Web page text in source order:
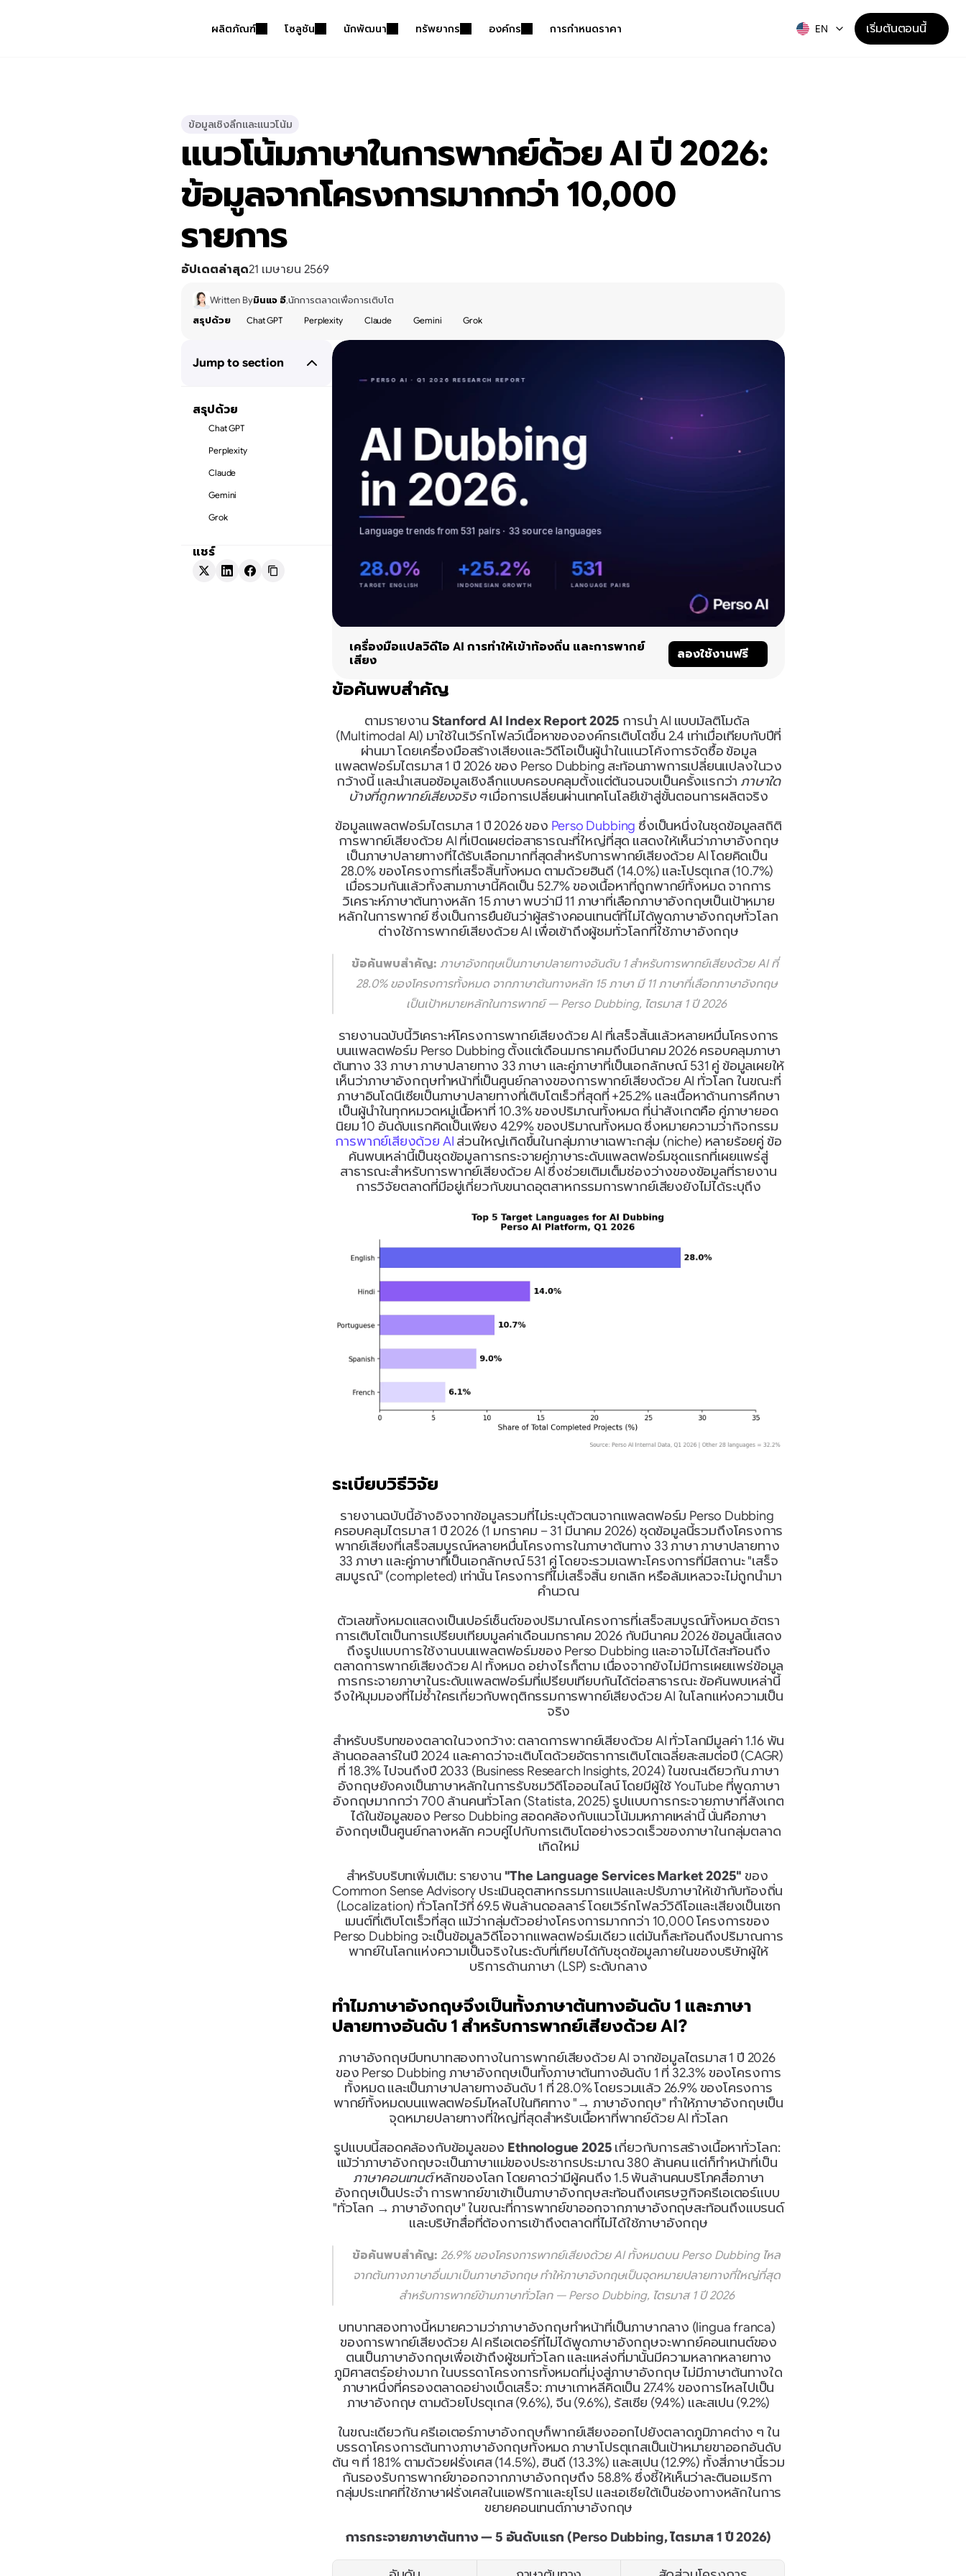
ผลิตภัณฑ์ โซลูชัน นักพัฒนา ทรัพยากร องค์กร การกำหนดราคา EN เริ่มต้นตอนนี้
ข้อมูลเชิงลึกและแนวโน้ม
แนวโน้มภาษาในการพากย์ด้วย AI ปี 2026:
ข้อมูลจากโครงการมากกว่า 10,000
รายการ
อัปเดตล่าสุด21 เมษายน 2569
Written Byมินแจ อี,นักการตลาดเพื่อการเติบโต
สรุปด้วย
Chat GPT Perplexity Claude Gemini Grok
Jump to section
สรุปด้วย
Chat GPT
Perplexity
Claude
Gemini
Grok
แชร์
เครื่องมือแปลวิดีโอ AI การทำให้เข้าท้องถิ่น และการพากย์
เสียง
ลองใช้งานฟรี
ข้อค้นพบสำคัญ
ตามรายงาน Stanford AI Index Report 2025 การนำ AI แบบมัลติโมดัล
(Multimodal AI) มาใช้ในเวิร์กโฟลว์เนื้อหาขององค์กรเติบโตขึ้น 2.4 เท่าเมื่อเทียบกับปีที่
ผ่านมา โดยเครื่องมือสร้างเสียงและวิดีโอเป็นผู้นำในแนวโค้งการจัดซื้อ ข้อมูล
แพลตฟอร์มไตรมาส 1 ปี 2026 ของ Perso Dubbing สะท้อนภาพการเปลี่ยนแปลงในวง
กว้างนี้ และนำเสนอข้อมูลเชิงลึกแบบครอบคลุมตั้งแต่ต้นจนจบเป็นครั้งแรกว่า ภาษาใด
บ้างที่ถูกพากย์เสียงจริง ๆ เมื่อการเปลี่ยนผ่านเทคโนโลยีเข้าสู่ขั้นตอนการผลิตจริง
ข้อมูลแพลตฟอร์มไตรมาส 1 ปี 2026 ของ Perso Dubbing ซึ่งเป็นหนึ่งในชุดข้อมูลสถิติ
การพากย์เสียงด้วย AI ที่เปิดเผยต่อสาธารณะที่ใหญ่ที่สุด แสดงให้เห็นว่าภาษาอังกฤษ
เป็นภาษาปลายทางที่ได้รับเลือกมากที่สุดสำหรับการพากย์เสียงด้วย AI โดยคิดเป็น
28.0% ของโครงการที่เสร็จสิ้นทั้งหมด ตามด้วยฮินดี (14.0%) และโปรตุเกส (10.7%)
เมื่อรวมกันแล้วทั้งสามภาษานี้คิดเป็น 52.7% ของเนื้อหาที่ถูกพากย์ทั้งหมด จากการ
วิเคราะห์ภาษาต้นทางหลัก 15 ภาษา พบว่ามี 11 ภาษาที่เลือกภาษาอังกฤษเป็นเป้าหมาย
หลักในการพากย์ ซึ่งเป็นการยืนยันว่าผู้สร้างคอนเทนต์ที่ไม่ได้พูดภาษาอังกฤษทั่วโลก
ต่างใช้การพากย์เสียงด้วย AI เพื่อเข้าถึงผู้ชมทั่วโลกที่ใช้ภาษาอังกฤษ
ข้อค้นพบสำคัญ: ภาษาอังกฤษเป็นภาษาปลายทางอันดับ 1 สำหรับการพากย์เสียงด้วย AI ที่
28.0% ของโครงการทั้งหมด จากภาษาต้นทางหลัก 15 ภาษา มี 11 ภาษาที่เลือกภาษาอังกฤษ
เป็นเป้าหมายหลักในการพากย์ — Perso Dubbing, ไตรมาส 1 ปี 2026
รายงานฉบับนี้วิเคราะห์โครงการพากย์เสียงด้วย AI ที่เสร็จสิ้นแล้วหลายหมื่นโครงการ
บนแพลตฟอร์ม Perso Dubbing ตั้งแต่เดือนมกราคมถึงมีนาคม 2026 ครอบคลุมภาษา
ต้นทาง 33 ภาษา ภาษาปลายทาง 33 ภาษา และคู่ภาษาที่เป็นเอกลักษณ์ 531 คู่ ข้อมูลเผยให้
เห็นว่าภาษาอังกฤษทำหน้าที่เป็นศูนย์กลางของการพากย์เสียงด้วย AI ทั่วโลก ในขณะที่
ภาษาอินโดนีเซียเป็นภาษาปลายทางที่เติบโตเร็วที่สุดที่ +25.2% และเนื้อหาด้านการศึกษา
เป็นผู้นำในทุกหมวดหมู่เนื้อหาที่ 10.3% ของปริมาณทั้งหมด ที่น่าสังเกตคือ คู่ภาษายอด
การพากย์เสียงด้วย AI ส่วนใหญ่เกิดขึ้นในกลุ่มภาษาเฉพาะกลุ่ม (niche) หลายร้อยคู่ ข้อ
ค้นพบเหล่านี้เป็นชุดข้อมูลการกระจายคู่ภาษาระดับแพลตฟอร์มชุดแรกที่เผยแพร่สู่
สาธารณะสำหรับการพากย์เสียงด้วย AI ซึ่งช่วยเติมเต็มช่องว่างของข้อมูลที่รายงาน
การวิจัยตลาดที่มีอยู่เกี่ยวกับขนาดอุตสาหกรรมการพากย์เสียงยังไม่ได้ระบุถึง
ระเบียบวิธีวิจัย
รายงานฉบับนี้อ้างอิงจากข้อมูลรวมที่ไม่ระบุตัวตนจากแพลตฟอร์ม Perso Dubbing
ครอบคลุมไตรมาส 1 ปี 2026 (1 มกราคม – 31 มีนาคม 2026) ชุดข้อมูลนี้รวมถึงโครงการ
พากย์เสียงที่เสร็จสมบูรณ์หลายหมื่นโครงการในภาษาต้นทาง 33 ภาษา ภาษาปลายทาง
33 ภาษา และคู่ภาษาที่เป็นเอกลักษณ์ 531 คู่ โดยจะรวมเฉพาะโครงการที่มีสถานะ "เสร็จ
สมบูรณ์" (completed) เท่านั้น โครงการที่ไม่เสร็จสิ้น ยกเลิก หรือล้มเหลวจะไม่ถูกนำมา
คำนวณ
ตัวเลขทั้งหมดแสดงเป็นเปอร์เซ็นต์ของปริมาณโครงการที่เสร็จสมบูรณ์ทั้งหมด อัตรา
การเติบโตเป็นการเปรียบเทียบมูลค่าเดือนมกราคม 2026 กับมีนาคม 2026 ข้อมูลนี้แสดง
ถึงรูปแบบการใช้งานบนแพลตฟอร์มของ Perso Dubbing และอาจไม่ได้สะท้อนถึง
ตลาดการพากย์เสียงด้วย AI ทั้งหมด อย่างไรก็ตาม เนื่องจากยังไม่มีการเผยแพร่ข้อมูล
การกระจายภาษาในระดับแพลตฟอร์มที่เปรียบเทียบกันได้ต่อสาธารณะ ข้อค้นพบเหล่านี้
จึงให้มุมมองที่ไม่ซ้ำใครเกี่ยวกับพฤติกรรมการพากย์เสียงด้วย AI ในโลกแห่งความเป็น
จริง
สำหรับบริบทของตลาดในวงกว้าง: ตลาดการพากย์เสียงด้วย AI ทั่วโลกมีมูลค่า 1.16 พัน
ล้านดอลลาร์ในปี 2024 และคาดว่าจะเติบโตด้วยอัตราการเติบโตเฉลี่ยสะสมต่อปี (CAGR)
ที่ 18.3% ไปจนถึงปี 2033 (Business Research Insights, 2024) ในขณะเดียวกัน ภาษา
อังกฤษยังคงเป็นภาษาหลักในการรับชมวิดีโอออนไลน์ โดยมีผู้ใช้ YouTube ที่พูดภาษา
อังกฤษมากกว่า 700 ล้านคนทั่วโลก (Statista, 2025) รูปแบบการกระจายภาษาที่สังเกต
ได้ในข้อมูลของ Perso Dubbing สอดคล้องกับแนวโน้มมหภาคเหล่านี้ นั่นคือภาษา
อังกฤษเป็นศูนย์กลางหลัก ควบคู่ไปกับการเติบโตอย่างรวดเร็วของภาษาในกลุ่มตลาด
เกิดใหม่
สำหรับบริบทเพิ่มเติม: รายงาน "The Language Services Market 2025" ของ
Common Sense Advisory ประเมินอุตสาหกรรมการแปลและปรับภาษาให้เข้ากับท้องถิ่น
(Localization) ทั่วโลกไว้ที่ 69.5 พันล้านดอลลาร์ โดยเวิร์กโฟลว์วิดีโอและเสียงเป็นเซก
เมนต์ที่เติบโตเร็วที่สุด แม้ว่ากลุ่มตัวอย่างโครงการมากกว่า 10,000 โครงการของ
Perso Dubbing จะเป็นข้อมูลวิดีโอจากแพลตฟอร์มเดียว แต่มันก็สะท้อนถึงปริมาณการ
พากย์ในโลกแห่งความเป็นจริงในระดับที่เทียบได้กับชุดข้อมูลภายในของบริษัทผู้ให้
บริการด้านภาษา (LSP) ระดับกลาง
ทำไมภาษาอังกฤษจึงเป็นทั้งภาษาต้นทางอันดับ 1 และภาษา
ปลายทางอันดับ 1 สำหรับการพากย์เสียงด้วย AI?
ภาษาอังกฤษมีบทบาทสองทางในการพากย์เสียงด้วย AI จากข้อมูลไตรมาส 1 ปี 2026
ของ Perso Dubbing ภาษาอังกฤษเป็นทั้งภาษาต้นทางอันดับ 1 ที่ 32.3% ของโครงการ
ทั้งหมด และเป็นภาษาปลายทางอันดับ 1 ที่ 28.0% โดยรวมแล้ว 26.9% ของโครงการ
พากย์ทั้งหมดบนแพลตฟอร์มไหลไปในทิศทาง "→ ภาษาอังกฤษ" ทำให้ภาษาอังกฤษเป็น
จุดหมายปลายทางที่ใหญ่ที่สุดสำหรับเนื้อหาที่พากย์ด้วย AI ทั่วโลก
รูปแบบนี้สอดคล้องกับข้อมูลของ Ethnologue 2025 เกี่ยวกับการสร้างเนื้อหาทั่วโลก:
ภาษาคอนเทนต์ หลักของโลก โดยคาดว่ามีผู้คนถึง 1.5 พันล้านคนบริโภคสื่อภาษา
อังกฤษเป็นประจำ การพากย์ขาเข้าเป็นภาษาอังกฤษสะท้อนถึงเศรษฐกิจครีเอเตอร์แบบ
"ทั่วโลก → ภาษาอังกฤษ" ในขณะที่การพากย์ขาออกจากภาษาอังกฤษสะท้อนถึงแบรนด์
และบริษัทสื่อที่ต้องการเข้าถึงตลาดที่ไม่ได้ใช้ภาษาอังกฤษ
ข้อค้นพบสำคัญ: 26.9% ของโครงการพากย์เสียงด้วย AI ทั้งหมดบน Perso Dubbing ไหล
จากต้นทางภาษาอื่นมาเป็นภาษาอังกฤษ ทำให้ภาษาอังกฤษเป็นจุดหมายปลายทางที่ใหญ่ที่สุด
สำหรับการพากย์ข้ามภาษาทั่วโลก — Perso Dubbing, ไตรมาส 1 ปี 2026
บทบาทสองทางนี้หมายความว่าภาษาอังกฤษทำหน้าที่เป็นภาษากลาง (lingua franca)
ของการพากย์เสียงด้วย AI ครีเอเตอร์ที่ไม่ได้พูดภาษาอังกฤษจะพากย์คอนเทนต์ของ
ตนเป็นภาษาอังกฤษเพื่อเข้าถึงผู้ชมทั่วโลก และแหล่งที่มานั้นมีความหลากหลายทาง
ภูมิศาสตร์อย่างมาก ในบรรดาโครงการทั้งหมดที่มุ่งสู่ภาษาอังกฤษ ไม่มีภาษาต้นทางใด
ภาษาหนึ่งที่ครองตลาดอย่างเบ็ดเสร็จ: ภาษาเกาหลีคิดเป็น 27.4% ของการไหลไปเป็น
ภาษาอังกฤษ ตามด้วยโปรตุเกส (9.6%), จีน (9.6%), รัสเซีย (9.4%) และสเปน (9.2%)
ในขณะเดียวกัน ครีเอเตอร์ภาษาอังกฤษก็พากย์เสียงออกไปยังตลาดภูมิภาคต่าง ๆ ใน
บรรดาโครงการต้นทางภาษาอังกฤษทั้งหมด ภาษาโปรตุเกสเป็นเป้าหมายขาออกอันดับ
ต้น ๆ ที่ 18.1% ตามด้วยฝรั่งเศส (14.5%), ฮินดี (13.3%) และสเปน (12.9%) ทั้งสี่ภาษานี้รวม
กันรองรับการพากย์ขาออกจากภาษาอังกฤษถึง 58.8% ซึ่งชี้ให้เห็นว่าละตินอเมริกา
กลุ่มประเทศที่ใช้ภาษาฝรั่งเศสในแอฟริกาและยุโรป และเอเชียใต้เป็นช่องทางหลักในการ
ขยายคอนเทนต์ภาษาอังกฤษ
การกระจายภาษาต้นทาง — 5 อันดับแรก (Perso Dubbing, ไตรมาส 1 ปี 2026)